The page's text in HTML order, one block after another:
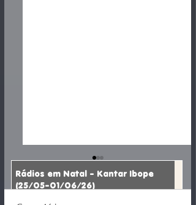
Rádios em Natal - Kantar Ibope
(25/05-01/06/26)